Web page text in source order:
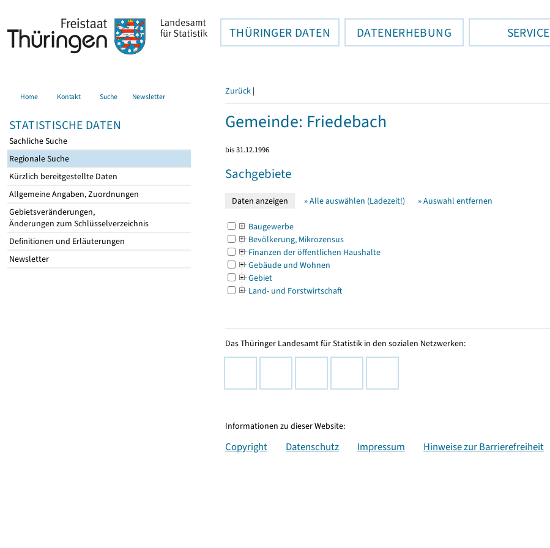
THÜRINGER DATEN DATENERHEBUNG SERVICE
Home Kontakt Suche Newsletter
STATISTISCHE DATEN
Sachliche Suche
Regionale Suche
Kürzlich bereitgestellte Daten
Allgemeine Angaben, Zuordnungen
Gebietsveränderungen,
Änderungen zum Schlüsselverzeichnis
Definitionen und Erläuterungen
Newsletter
Zurück |
Gemeinde: Friedebach
bis 31.12.1996
Sachgebiete
» Alle auswählen (Ladezeit!) » Auswahl entfernen
Baugewerbe
Bevölkerung, Mikrozensus
Finanzen der öffentlichen Haushalte
Gebäude und Wohnen
Gebiet
Land- und Forstwirtschaft
Das Thüringer Landesamt für Statistik in den sozialen Netzwerken:
Informationen zu dieser Website:
Copyright Datenschutz Impressum Hinweise zur Barrierefreiheit